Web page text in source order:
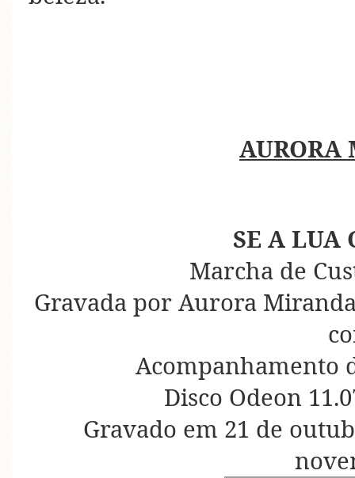
AURORA
SE A LUA
Marcha de
Gravada por Aurora
Acompanhamento
Disco Odeon
Gravado em 21 de